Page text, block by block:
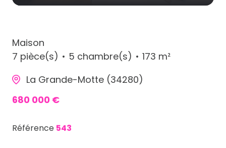
Maison
7 pièce(s)
5 chambre(s)
173 m²
La Grande-Motte (34280)
680 000 €
Référence 543